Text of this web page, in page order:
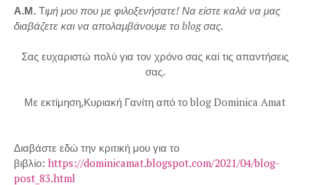
Α.Μ. Τιμή μου που με φιλοξενήσατε! Να είστε καλά να μας
διαβάζετε και να απολαμβάνουμε το blog σας.
Σας ευχαριστώ πολύ για τον χρόνο σας καί τις απαντήσεις
σας.
Με εκτίμηση,Κυριακή Γανίτη από το blog Dominica Amat
Διαβάστε εδώ την κριτική μου για το
βιβλίο: https://dominicamat.blogspot.com/2021/04/blog-
post_83.html